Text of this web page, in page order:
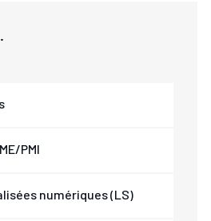
PMI
numériques (LS)